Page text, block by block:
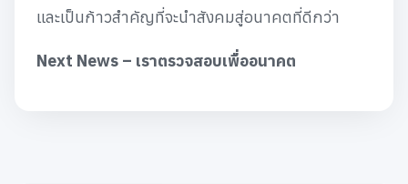
และเป็นก้าวสำคัญที่จะนำสังคมสู่อนาคตที่ดีกว่า
Next News – เราตรวจสอบเพื่ออนาคต